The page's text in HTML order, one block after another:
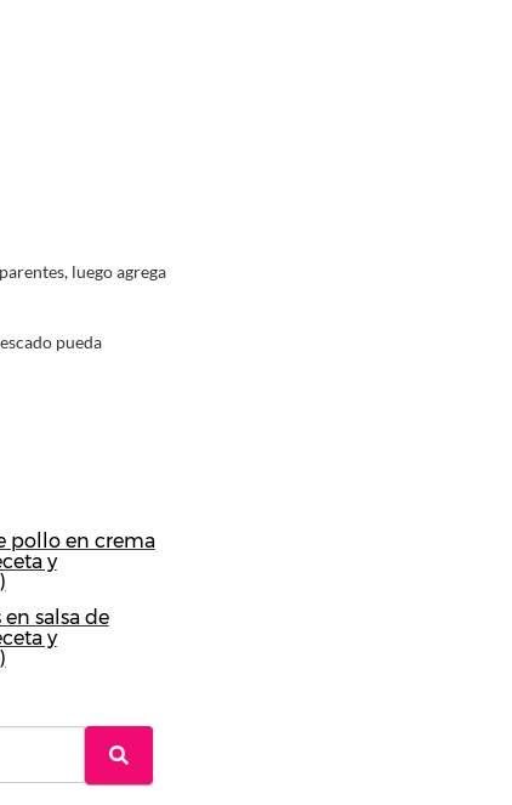
luego agrega
pueda
pollo en crema
y
en salsa de
y